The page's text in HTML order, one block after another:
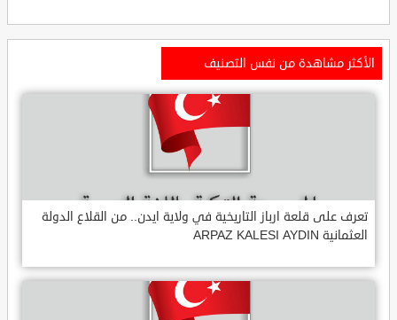
الأكثر مشاهدة من نفس التصنيف
تعرف على قلعة ارباز التاريخية في ولاية ايدن.. من القلاع الدولة
العثمانية ARPAZ KALESI AYDIN